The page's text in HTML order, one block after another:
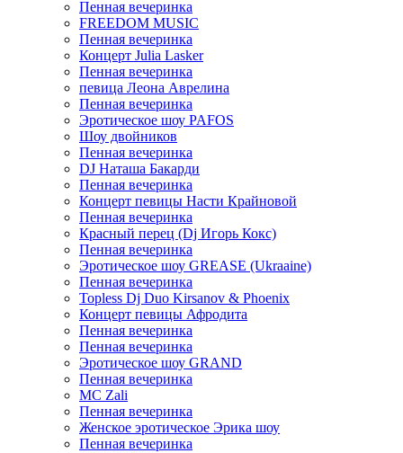
Пенная вечеринка
FREEDOM MUSIC
Пенная вечеринка
Концерт Julia Lasker
Пенная вечеринка
певица Леона Аврелина
Пенная вечеринка
Эротическое шоу PAFOS
Шоу двойников
Пенная вечеринка
DJ Наташа Бакарди
Пенная вечеринка
Концерт певицы Насти Крайновой
Пенная вечеринка
Красный перец (Dj Игорь Кокс)
Пенная вечеринка
Эротическое шоу GREASE (Ukraaine)
Пенная вечеринка
Topless Dj Duo Kirsanov & Phoenix
Концерт певицы Афродита
Пенная вечеринка
Пенная вечеринка
Эротическое шоу GRAND
Пенная вечеринка
MC Zali
Пенная вечеринка
Женское эротическое Эрика шоу
Пенная вечеринка